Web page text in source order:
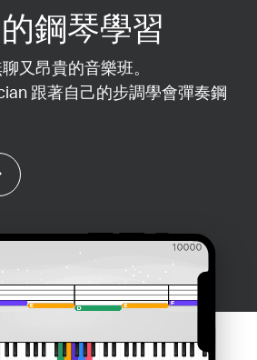
鋼琴學習
又昂貴的音樂班。
跟著自己的步調學會彈奏鋼